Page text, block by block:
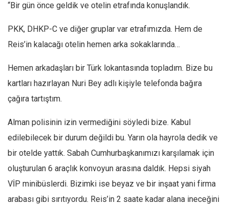
“Bir gün önce geldik ve otelin etrafında konuşlandık.
PKK, DHKP-C ve diğer gruplar var etrafımızda. Hem de
Reis’in kalacağı otelin hemen arka sokaklarında…
Hemen arkadaşları bir Türk lokantasında topladım. Bize bu
kartları hazırlayan Nuri Bey adlı kişiyle telefonda bağıra
çağıra tartıştım.
Alman polisinin izin vermediğini söyledi bize. Kabul
edilebilecek bir durum değildi bu. Yarın ola hayrola dedik ve
bir otelde yattık. Sabah Cumhurbaşkanımızı karşılamak için
oluşturulan 6 araçlık konvoyun arasına daldık. Hepsi siyah
VİP minibüslerdi. Bizimki ise beyaz ve bir inşaat yani firma
arabası gibi sırıtıyordu. Reis’in 2 saate kadar alana ineceğini